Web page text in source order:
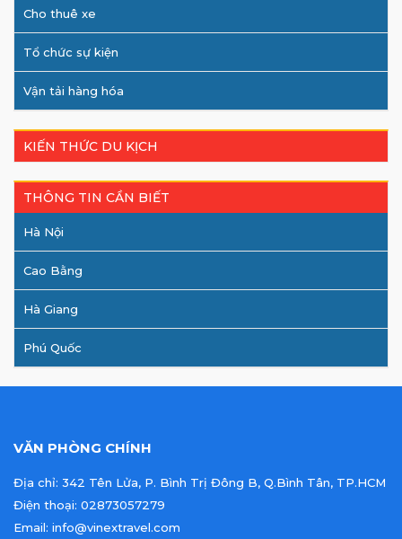
Cho thuê xe
Tổ chức sự kiện
Vận tải hàng hóa
KIẾN THỨC DU KỊCH
THÔNG TIN CẦN BIẾT
Hà Nội
Cao Bằng
Hà Giang
Phú Quốc
VĂN PHÒNG CHÍNH
Địa chỉ: 342 Tên Lửa, P. Bình Trị Đông B, Q.Bình Tân, TP.HCM
Điện thoại: 02873057279
Email: info@vinextravel.com